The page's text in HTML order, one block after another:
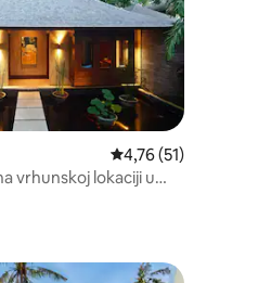
113
Prosječna ocjena:
4,76 (51)
vrhunskoj lokaciji u